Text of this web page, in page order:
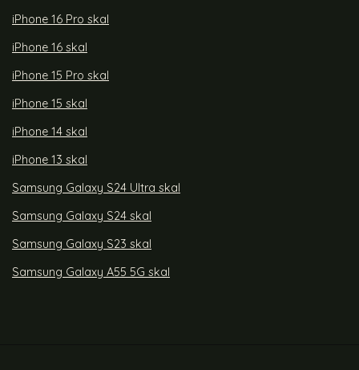
iPhone 16 Pro skal
iPhone 16 skal
iPhone 15 Pro skal
iPhone 15 skal
iPhone 14 skal
iPhone 13 skal
Samsung Galaxy S24 Ultra skal
Samsung Galaxy S24 skal
Samsung Galaxy S23 skal
Samsung Galaxy A55 5G skal